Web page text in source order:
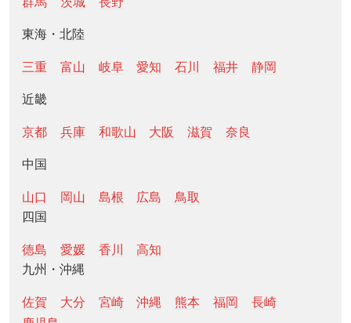
東海・北陸
三重 富山 岐阜 愛知 石川 福井 静岡
近畿
京都 兵庫 和歌山 大阪 滋賀 奈良
中国
山口 岡山 島根 広島
鳥取
四国
徳島 愛媛 香川
高知
九州・沖縄
佐賀 大分 宮崎 沖縄 熊本 福岡
長崎